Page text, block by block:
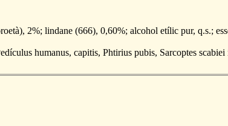
2%; lindane (666), 0,60%; alcohol etílic pur, q.s.;
humanus, capitis, Phtirius pubis, Sarcoptes scabiei